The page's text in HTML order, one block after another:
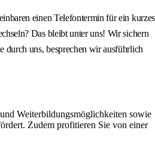
einen Telefontermin für ein kurzes
Das bleibt unter uns! Wir sichern
durch uns, besprechen wir ausführlich
Weiterbildungsmöglichkeiten sowie
Zudem profitieren Sie von einer